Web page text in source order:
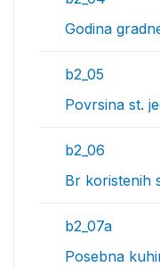
Godina
b2_05
Povrsina st.
b2_06
Br koristenih
b2_07a
Posebna